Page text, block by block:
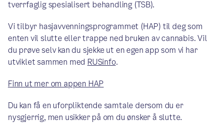
tverrfaglig spesialisert behandling (TSB).
Vi tilbyr hasjavvenningsprogrammet (HAP) til deg som
enten vil slutte eller trappe ned bruken av cannabis. Vil
du prøve selv kan du sjekke ut en egen app som vi har
utviklet sammen med RUSinfo.
Finn ut mer om appen HAP
Du kan få en uforpliktende samtale dersom du er
nysgjerrig, men usikker på om du ønsker å slutte.